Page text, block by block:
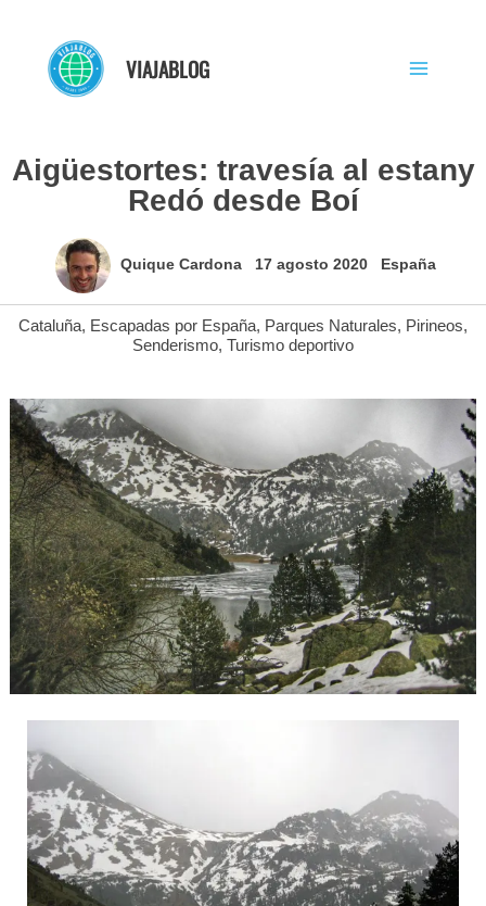
contenido
VIAJABLOG
Aigüestortes: travesía al estany
Redó desde Boí
Quique Cardona 17 agosto 2020 España
Cataluña, Escapadas por España, Parques Naturales, Pirineos,
Senderismo, Turismo deportivo